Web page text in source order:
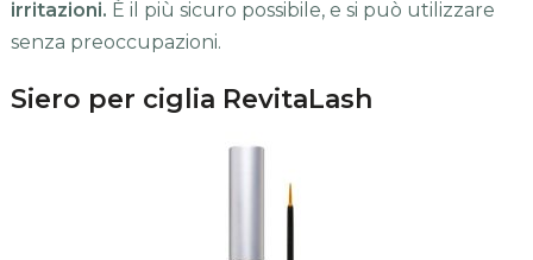
irritazioni. È il più sicuro possibile, e si può utilizzare
senza preoccupazioni.
Siero per ciglia RevitaLash